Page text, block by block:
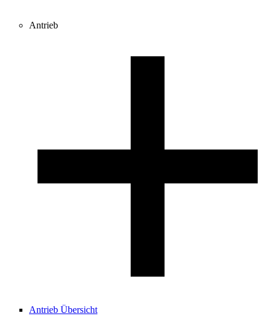
Antrieb
Antrieb Übersicht